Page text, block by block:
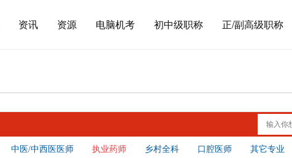
资讯 资源 电脑机考 初中级职称 正/副高级职称
中医/中西医医师 执业药师 乡村全科 口腔医师 其它专业